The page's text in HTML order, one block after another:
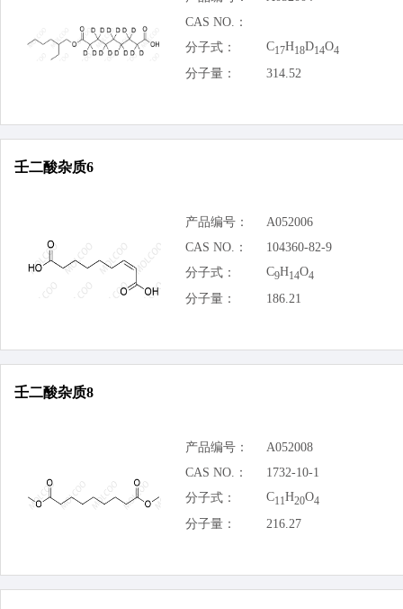
CAS NO.：
分子式：
C17H18D14O4
分子量： 314.52
壬二酸杂质6
产品编号：
A052006
CAS NO.：
104360-82-9
分子式：
C9H14O4
分子量： 186.21
壬二酸杂质8
产品编号：
A052008
CAS NO.：
1732-10-1
分子式：
C11H20O4
分子量： 216.27